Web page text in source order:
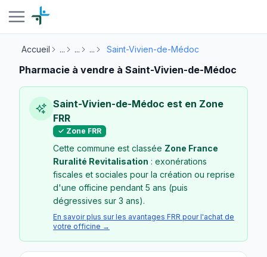
Accueil ... ... ... Saint-Vivien-de-Médoc
Pharmacie à vendre à Saint-Vivien-de-Médoc
Saint-Vivien-de-Médoc est en Zone
FRR
✓ Zone FRR
Cette commune est classée Zone France
Ruralité Revitalisation : exonérations
fiscales et sociales pour la création ou reprise
d'une officine pendant 5 ans (puis
dégressives sur 3 ans).
En savoir plus sur les avantages FRR pour l'achat de
votre officine →